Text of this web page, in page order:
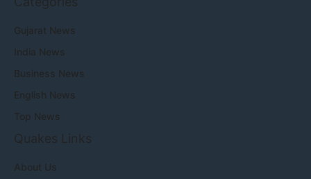
Gujarat News
India News
Business News
English News
Top News
Quakes Links
About Us